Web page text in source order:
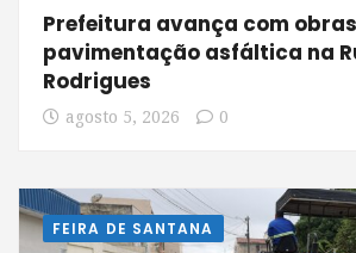
Prefeitura avança com
pavimentação asfáltica na
Rodrigues
agosto 5, 2026 0
FEIRA DE SANTANA